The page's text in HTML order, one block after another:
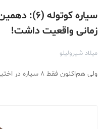
سیاره
زمانی واقعیت داشت!
میلاد شیرولیلو
ولی هم‌اکنون فقط ۸ سیاره در اختیار داریم.